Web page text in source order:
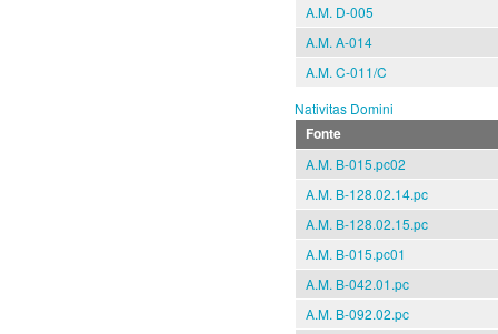
A.M. D-005
A.M. A-014
A.M. C-011/C
Nativitas Domini
Fonte
A.M. B-015.pc02
A.M. B-128.02.14.pc
A.M. B-128.02.15.pc
A.M. B-015.pc01
A.M. B-042.01.pc
A.M. B-092.02.pc